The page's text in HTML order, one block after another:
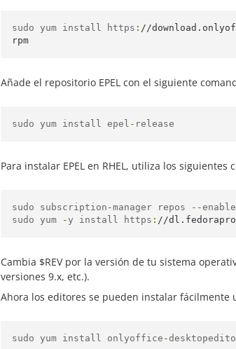
sudo yum install https : //
rpm
Añade el repositorio EPEL con el siguiente
sudo yum install epel - release
Para instalar EPEL en RHEL, utiliza los siguientes
sudo subscription -manager repos --
sudo yum
- y install https : //
Cambia $REV por la versión de tu sistema
versiones 9.x, etc.).
Ahora los editores se pueden instalar fácilmente
sudo yum install onlyoffice -